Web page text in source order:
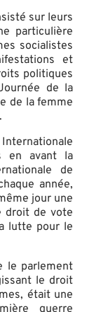
sur leurs
particulière
socialistes
et
politiques
de la
de la femme
en avant la
de
année,
jour une
droit de vote
lutte pour le
le parlement
le droit
était une
guerre